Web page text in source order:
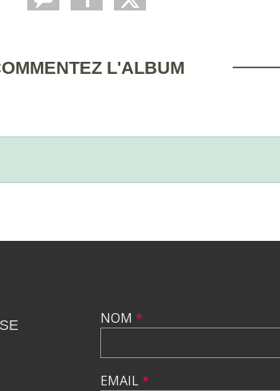
L'ALBUM
NOM *
EMAIL*